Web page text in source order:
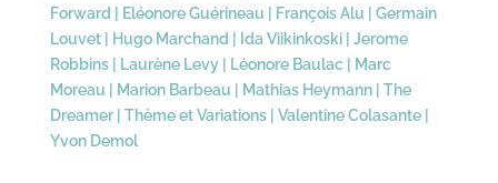
Forward
Eléonore Guérineau François Alu
Germain
Louvet| Hugo Marchand Ida Viikinkoski| Jerome
Robbins| Laurène Levy| Léonore Baulac|
Marc
Moreau
Marion Barbeau Mathias Heymann| The
Dreamer| Thème et Variations| Valentine Colasante|
Yvon Demol